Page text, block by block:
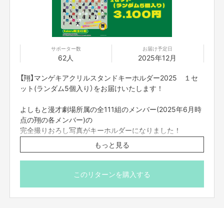
ガチャガチャ／祇園／デルマパンゲ／吉田たち／ラビットラ／十手／ダブル
アート／ツートライブ／令和喜多みな実河野良祐／セルライトスパ／マイス
イートメモリーズ／マグリット／牛ぺぺ／黒帯／超速バギー／パーティーパ
ーティー／武者武者／モンスーン／しゅんすけ／ザ・布団／ネイビーズアフ
ロ／鬼としみちゃむ／華山／侍スライス／スナフキンズ／センリーズ／ビー
／オーサカクレオパトラ／カベポスター／カンフーカンフー／豪快キャプテ
ン／ダブルヒガシ／ドーナツ・ピーナツ／盆と正月／丸亀じゃんご／翠星チ
冴／ゴエモン／天才ピアニスト／フースーヤ／フミ／いつもたいしゃ／うた
だ／ぎょうぶ／タチマチ／タレンチ／とくいち／爛々萌々／ルーデンス／幸
のとり／
シゲカズです／苺ちゃん／濱田 祐太郎／やまぐちたけし／ゆりやんレトリ
■翔メンバー
アポロ軍曹／うめすぴか／cacao／三遊間／タイムキーパー／ときヲりぴー
と／どんちっち／はるかぜとともに／ファンファーレと熱狂／ウイスキーカ
ノン／オニイチャン／カノッサ／空前メテオ／ぐろう／シスター／ジョック
ロック／白くま／マーメイド／ライムギ／檸檬／キョンビ／九ノ段／シカノ
サポーター数
62人
お届け予定日
2025年12月
【翔】マンゲキアクリルスタンドキーホルダー2025 １セ
ット(ランダム5個入り）をお届けいたします！
よしもと漫才劇場所属の全111組のメンバー(2025年6月時
点の翔の各メンバー)の
完全撮りおろし写真がキーホルダーになりました！
今年はキーホルダーに加え、アクリルスタンドにもなる
2way仕様！
⚠数に限りがございますので、300名様限定といたしま
もっと見る
このリターンを購入する